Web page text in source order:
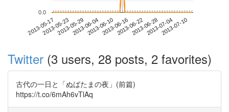
2013-05-172013-05-232013-05-292013-06-042013-06-102013-06-162013-06-222013-06-282013-07-042013-07-10
0.0
Twitter (3 users, 28 posts, 2 favorites)
古代の一日と「ぬばたまの夜」(前篇)
https://t.co/6mAh6vTlAq